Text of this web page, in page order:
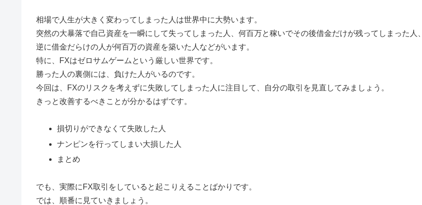
相場で人生が大きく変わってしまった人は世界中に大勢います。
突然の大暴落で自己資産を一瞬にして失ってしまった人、何百万と稼いでその後借金だけが残ってしまった人、
逆に借金だらけの人が何百万の資産を築いた人などがいます。
特に、FXはゼロサムゲームという厳しい世界です。
勝った人の裏側には、負けた人がいるのです。
今回は、FXのリスクを考えずに失敗してしまった人に注目して、自分の取引を見直してみましょう。
きっと改善するべきことが分かるはずです。
損切りができなくて失敗した人
ナンピンを行ってしまい大損した人
まとめ
でも、実際にFX取引をしていると起こりえることばかりです。
では、順番に見ていきましょう。